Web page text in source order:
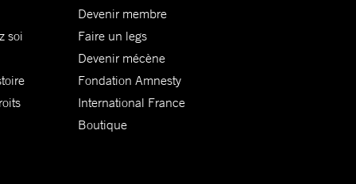
soi
Devenir membre
Faire un legs
Devenir mécène
Fondation Amnesty
International France
Boutique